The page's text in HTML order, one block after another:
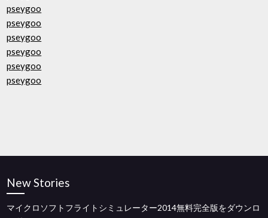
pseygoo
pseygoo
pseygoo
pseygoo
pseygoo
pseygoo
New Stories
マイクロソフトフライトシミュレーター2014無料完全版をダウンロ